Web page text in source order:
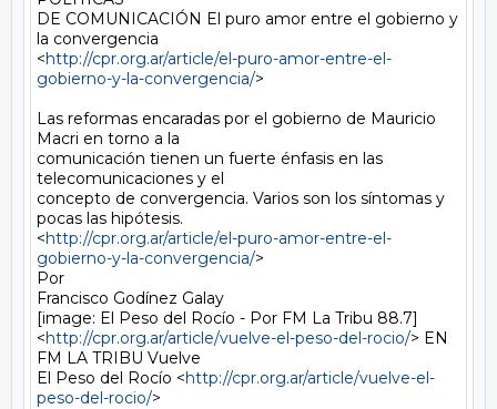
DE COMUNICACIÓN El puro amor entre el gobierno y
la convergencia
<http://cpr.org.ar/article/el-puro-amor-entre-el-
gobierno-y-la-convergencia/>
Las reformas encaradas por el gobierno de Mauricio
Macri en torno a la
comunicación tienen un fuerte énfasis en las
telecomunicaciones y el
concepto de convergencia. Varios son los síntomas y
pocas las hipótesis.
<http://cpr.org.ar/article/el-puro-amor-entre-el-
gobierno-y-la-convergencia/>
Por
Francisco Godínez Galay
[image: El Peso del Rocío - Por FM La Tribu 88.7]
<http://cpr.org.ar/article/vuelve-el-peso-del-rocio/> EN
FM LA TRIBU Vuelve
El Peso del Rocío <http://cpr.org.ar/article/vuelve-el-
peso-del-rocio/>